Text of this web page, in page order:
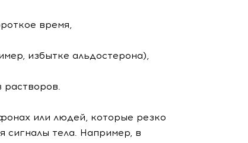
время,
избытке альдостерона),
растворов.
или людей, которые резко
сигналы тела. Например, в